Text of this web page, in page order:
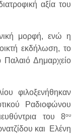
αξία του
μορφή, ενώ η
εκδήλωση, το
Δημαρχείο
φιλοξενήθηκαν
Ραδιοφώνου
του 8ου
και Ελένη